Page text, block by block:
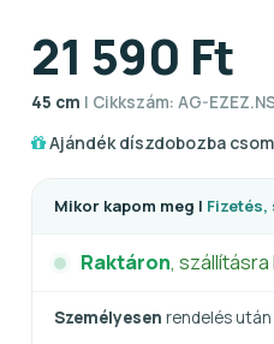
21 590 Ft
45 cm | Cikkszám: AG-
Ajándék díszdobozba
Mikor kapom meg |
Raktáron,
Személyesen rendelés